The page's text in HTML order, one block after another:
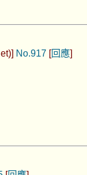
No.917[回應]